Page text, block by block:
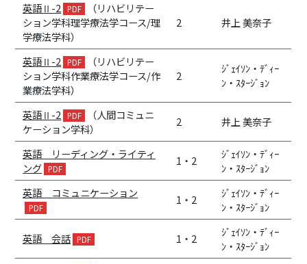
英語Ⅱ-2
（リハビリテー
ション学科理学療法学コース/理
学療法学科）
2 井上 美奈子
英語Ⅱ-2
（リハビリテー
ション学科作業療法学コース/作
業療法学科）
2
ｼﾞｪｲｿﾝ・ﾃﾞｨｰ
ﾝ・ｽﾀｰｼﾞｮﾝ
英語Ⅱ-2
（人間コミュニ
ケーション学科）
2 井上 美奈子
英語 リーディング・ライティ
ング
1・2
ｼﾞｪｲｿﾝ・ﾃﾞｨｰ
ﾝ・ｽﾀｰｼﾞｮﾝ
英語 コミュニケーション
1・2
ｼﾞｪｲｿﾝ・ﾃﾞｨｰ
ﾝ・ｽﾀｰｼﾞｮﾝ
英語 会話 1・2
ｼﾞｪｲｿﾝ・ﾃﾞｨｰ
ﾝ・ｽﾀｰｼﾞｮﾝ